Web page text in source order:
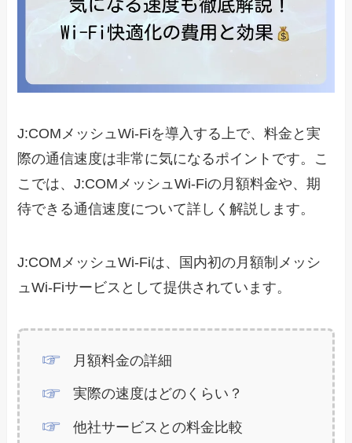
J:COMメッシュWi-Fiを導入する上で、料金と実
際の通信速度は非常に気になるポイントです。こ
こでは、J:COMメッシュWi-Fiの月額料金や、期
待できる通信速度について詳しく解説します。
J:COMメッシュWi-Fiは、国内初の月額制メッシ
ュWi-Fiサービスとして提供されています。
月額料金の詳細
実際の速度はどのくらい？
他社サービスとの料金比較